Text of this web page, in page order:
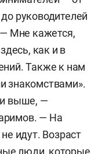
руководителей
Мне кажется,
как и в
Также к нам
знакомствами».
и выше, —
— На
идут. Возраст
люди, которые